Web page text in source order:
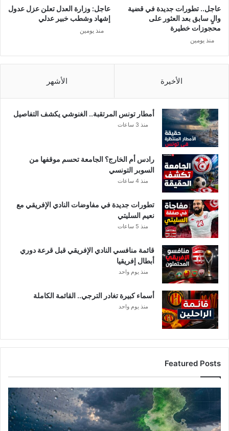
ش
ق
ي
ء
ش
ر
ي
عاجل.. تطورات جديدة في قضية
والٍ سابق بعد العثور على
محجوزات خطيرة
منذ يومين
عاجل: وزارة العدل تعلن عزل عدول
إشهاد وشطب خبير عدلي
منذ يومين
الأخيرة الأشهر
أمطار تونس المرتقبة.. الغنوشي يكشف التفاصيل
منذ 3 ساعات
رادس أم الخارج؟ الجامعة تحسم موقفها من
السوبر التونسي
منذ 4 ساعات
تطورات جديدة في مفاوضات النادي الإفريقي مع
نعيم السليتي
منذ 5 ساعات
قائمة منافسي النادي الإفريقي قبل قرعة دوري
أبطال إفريقيا
منذ يوم واحد
أسماء كبيرة تغادر الترجي.. القائمة الكاملة
منذ يوم واحد
Featured Posts
م
ا